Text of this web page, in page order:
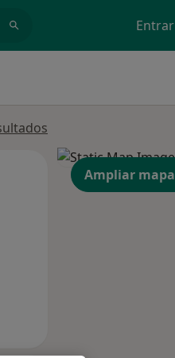
Entrar
Sex,
Ampliar mapa